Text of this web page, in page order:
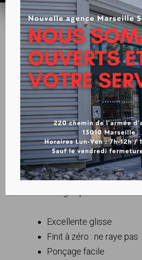
LE REBOUCHEUR
Télécharger la fiche produit
Excellente glisse
Finit à zéro : ne raye pas
Ponçage facile